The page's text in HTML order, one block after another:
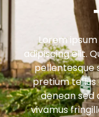
Lorem
adipiscing elit.
pellentesque
pretium tellus
aenean sed
vivamus